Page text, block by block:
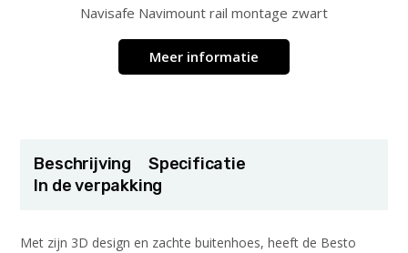
Navisafe Navimount rail montage zwart
Meer informatie
Beschrijving
Specificatie
In de verpakking
Met zijn 3D design en zachte buitenhoes, heeft de Besto